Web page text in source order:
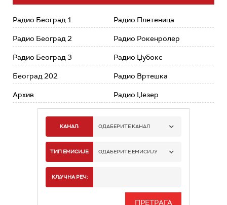
Радио Београд 1
Радио Београд 2
Радио Београд 3
Београд 202
Архив
Радио Плетеница
Радио Рокенролер
Радио Џубокс
Радио Вртешка
Радио Џезер
КАНАЛ: ОДАБЕРИТЕ КАНАЛ
РАДИО БЕОГРАД 1
РАДИО БЕОГРАД 3
ТИП ЕМИСИЈЕ: ОДАБЕРИТЕ ЕМИСИЈУ
КЉУЧНА РЕЧ: